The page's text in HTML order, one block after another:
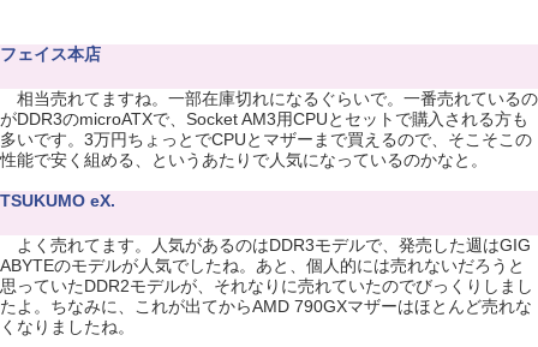
フェイス本店
相当売れてますね。一部在庫切れになるぐらいで。一番売れているの
がDDR3のmicroATXで、Socket AM3用CPUとセットで購入される方も
多いです。3万円ちょっとでCPUとマザーまで買えるので、そこそこの
性能で安く組める、というあたりで人気になっているのかなと。
TSUKUMO eX.
よく売れてます。人気があるのはDDR3モデルで、発売した週はGIG
ABYTEのモデルが人気でしたね。あと、個人的には売れないだろうと
思っていたDDR2モデルが、それなりに売れていたのでびっくりしまし
たよ。ちなみに、これが出てからAMD 790GXマザーはほとんど売れな
くなりましたね。